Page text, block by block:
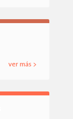
ver más >